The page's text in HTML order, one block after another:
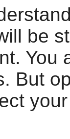
be
You
But